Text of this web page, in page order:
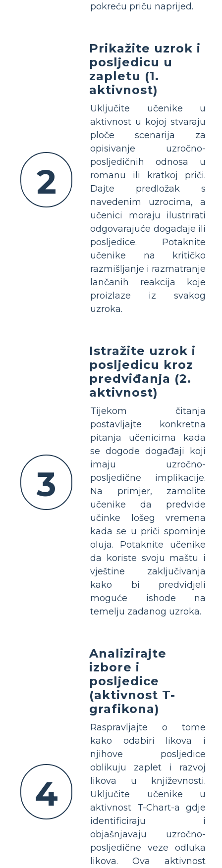
pokreću priču naprijed.
2
Prikažite uzrok i
posljedicu u
zapletu (1.
aktivnost)
Uključite učenike u
aktivnost u kojoj stvaraju
ploče scenarija za
opisivanje uzročno-
posljedičnih odnosa u
romanu ili kratkoj priči.
Dajte predložak s
navedenim uzrocima, a
učenici moraju ilustrirati
odgovarajuće događaje ili
posljedice. Potaknite
učenike na kritičko
razmišljanje i razmatranje
lančanih reakcija koje
proizlaze iz svakog
uzroka.
3
Istražite uzrok i
posljedicu kroz
predviđanja (2.
aktivnost)
Tijekom čitanja
postavljajte konkretna
pitanja učenicima kada
se dogode događaji koji
imaju uzročno-
posljedične implikacije.
Na primjer, zamolite
učenike da predvide
učinke lošeg vremena
kada se u priči spominje
oluja. Potaknite učenike
da koriste svoju maštu i
vještine zaključivanja
kako bi predvidjeli
moguće ishode na
temelju zadanog uzroka.
4
Analizirajte
izbore i
posljedice
(aktivnost T-
grafikona)
Raspravljajte o tome
kako odabiri likova i
njihove posljedice
oblikuju zaplet i razvoj
likova u književnosti.
Uključite učenike u
aktivnost T-Chart-a gdje
identificiraju i
objašnjavaju uzročno-
posljedične veze odluka
likova. Ova aktivnost